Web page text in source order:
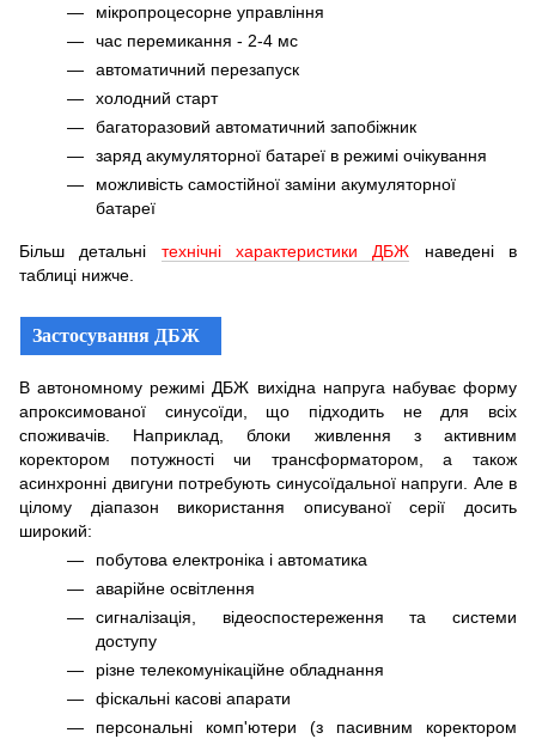
мікропроцесорне управління
час перемикання - 2-4 мс
автоматичний перезапуск
холодний старт
багаторазовий автоматичний запобіжник
заряд акумуляторної батареї в режимі очікування
можливість самостійної заміни акумуляторної
батареї
Більш детальні технічні характеристики ДБЖ наведені в
таблиці нижче.
Застосування ДБЖ
В автономному режимі ДБЖ вихідна напруга набуває форму
апроксимованої синусоїди, що підходить не для всіх
споживачів. Наприклад, блоки живлення з активним
коректором потужності чи трансформатором, а також
асинхронні двигуни потребують синусоїдальної напруги. Але в
цілому діапазон використання описуваної серії досить
широкий:
побутова електроніка і автоматика
аварійне освітлення
сигналізація, відеоспостереження та системи
доступу
різне телекомунікаційне обладнання
фіскальні касові апарати
персональні комп'ютери (з пасивним коректором